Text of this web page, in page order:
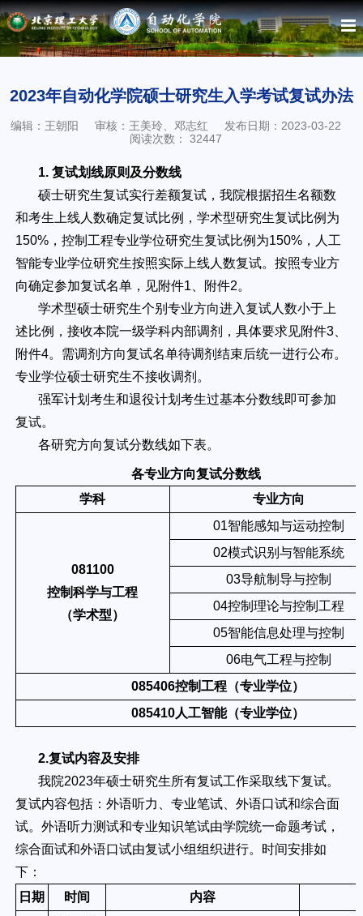
2023年自动化学院硕士研究生入学考试复试办法
编辑：王朝阳 审核：王美玲、邓志红
发布日期：2023-03-22
阅读次数： 32447
1. 复试划线原则及分数线
硕士研究生复试实行差额复试，我院根据招生名额数
和考生上线人数确定复试比例，学术型研究生复试比例为
150%，控制工程专业学位研究生复试比例为150%，人工
智能专业学位研究生按照实际上线人数复试。按照专业方
向确定参加复试名单，见附件1、附件2。
学术型硕士研究生个别专业方向进入复试人数小于上
述比例，接收本院一级学科内部调剂，具体要求见附件3、
附件4。需调剂方向复试名单待调剂结束后统一进行公布。
专业学位硕士研究生不接收调剂。
强军计划考生和退役计划考生过基本分数线即可参加
复试。
各研究方向复试分数线如下表。
各专业方向复试分数线
学科
专业方向
081100
控制科学与工程
（学术型）
01智能感知与运动控制
02模式识别与智能系统
03导航制导与控制
04控制理论与控制工程
05智能信息处理与控制
06电气工程与控制
085406控制工程（专业学位）
085410人工智能（专业学位）
2.复试内容及安排
我院2023年硕士研究生所有复试工作采取线下复试。
复试内容包括：外语听力、专业笔试、外语口试和综合面
试。外语听力测试和专业知识笔试由学院统一命题考试，
综合面试和外语口试由复试小组组织进行。时间安排如
下：
日期
时间 内容